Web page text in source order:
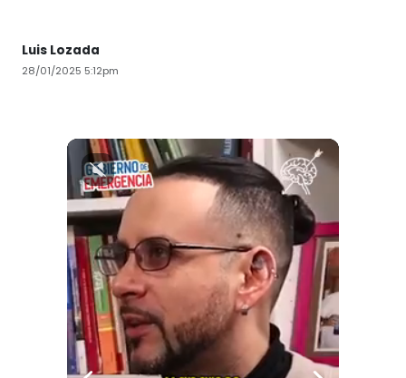
Luis Lozada
28/01/2025 5:12pm